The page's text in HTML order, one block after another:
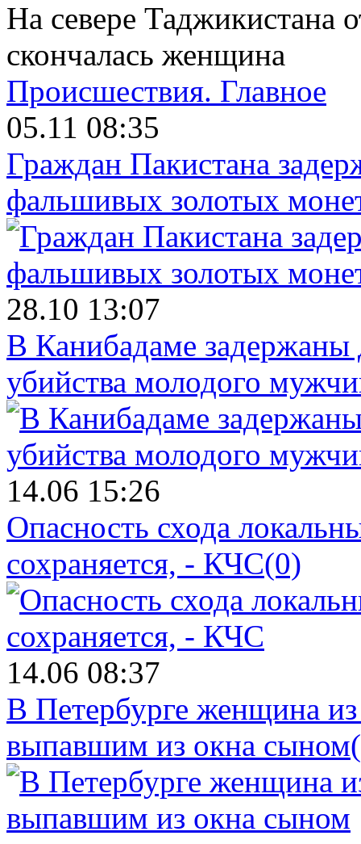
На севере Таджикистана
скончалась женщина
Происшествия. Главное
05.11 08:35
Граждан Пакистана
фальшивых золотых
28.10 13:07
В Канибадаме задержаны
убийства молодого
14.06 15:26
Опасность схода
сохраняется, - КЧС(0)
14.06 08:37
В Петербурге женщина
выпавшим из окна сыном